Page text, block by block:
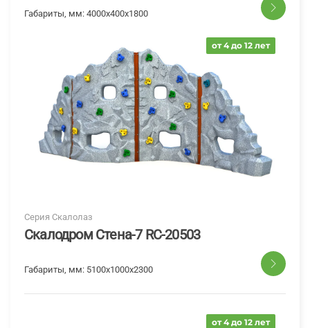
Габариты, мм: 4000х400х1800
от 4 до 12 лет
Серия Скалолаз
Скалодром Стена-7 RC-20503
Габариты, мм: 5100х1000х2300
от 4 до 12 лет